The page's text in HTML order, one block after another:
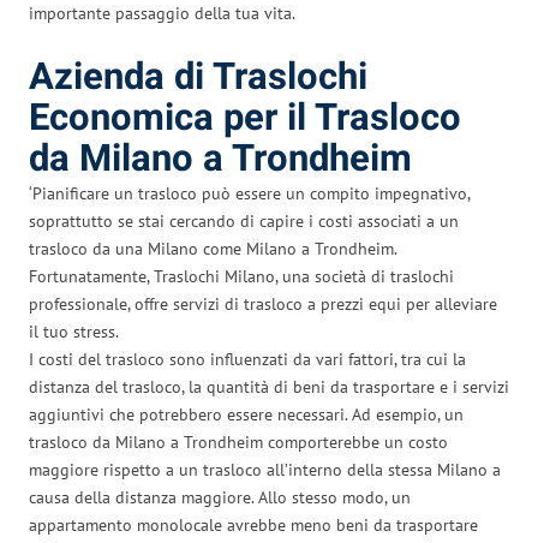
importante passaggio della tua vita.
Azienda di Traslochi
Economica per il Trasloco
da Milano a Trondheim
‘Pianificare un trasloco può essere un compito impegnativo,
soprattutto se stai cercando di capire i costi associati a un
trasloco da una Milano come Milano a Trondheim.
Fortunatamente, Traslochi Milano, una società di traslochi
professionale, offre servizi di trasloco a prezzi equi per alleviare
il tuo stress.
I costi del trasloco sono influenzati da vari fattori, tra cui la
distanza del trasloco, la quantità di beni da trasportare e i servizi
aggiuntivi che potrebbero essere necessari. Ad esempio, un
trasloco da Milano a Trondheim comporterebbe un costo
maggiore rispetto a un trasloco all’interno della stessa Milano a
causa della distanza maggiore. Allo stesso modo, un
appartamento monolocale avrebbe meno beni da trasportare